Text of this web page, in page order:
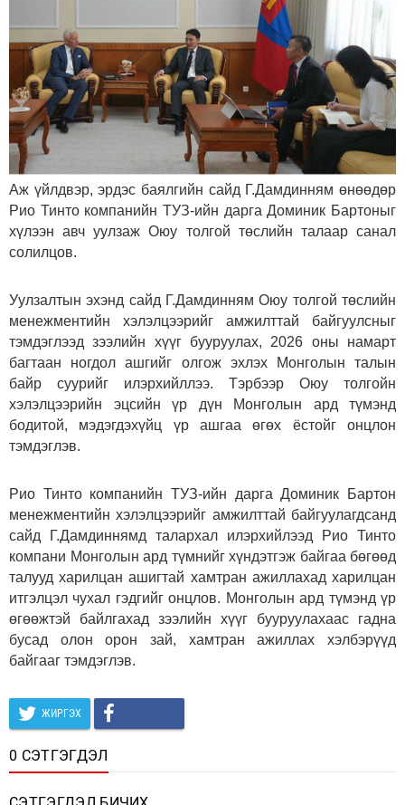
Аж үйлдвэр, эрдэс баялгийн сайд Г.Дамдинням өнөөдөр
Рио Тинто компанийн ТУЗ-ийн дарга Доминик Бартоныг
хүлээн авч уулзаж Оюу толгой төслийн талаар санал
солилцов.
Уулзалтын эхэнд сайд Г.Дамдинням Оюу толгой төслийн
менежментийн хэлэлцээрийг амжилттай байгуулсныг
тэмдэглээд зээлийн хүүг бууруулах, 2026 оны намарт
багтаан ногдол ашгийг олгож эхлэх Монголын талын
байр суурийг илэрхийллээ. Тэрбээр Оюу толгойн
хэлэлцээрийн эцсийн үр дүн Монголын ард түмэнд
бодитой, мэдэгдэхүйц үр ашгаа өгөх ёстойг онцлон
тэмдэглэв.
Рио Тинто компанийн ТУЗ-ийн дарга Доминик Бартон
менежментийн хэлэлцээрийг амжилттай байгуулагдсанд
сайд Г.Дамдиннямд талархал илэрхийлээд Рио Тинто
компани Монголын ард түмнийг хүндэтгэж байгаа бөгөөд
талууд харилцан ашигтай хамтран ажиллахад харилцан
итгэлцэл чухал гэдгийг онцлов. Монголын ард түмэнд үр
өгөөжтэй байлгахад зээлийн хүүг бууруулахаас гадна
бусад олон орон зай, хамтран ажиллах хэлбэрүүд
байгааг тэмдэглэв.
ЖИРГЭХ
0 СЭТГЭГДЭЛ